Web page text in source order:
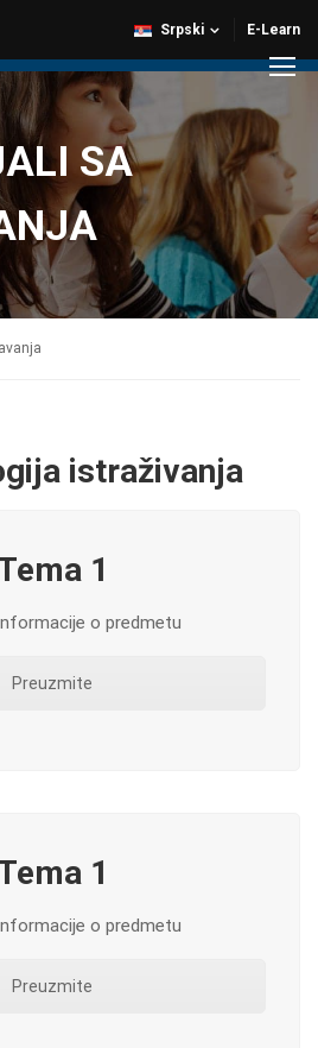
E-Learn
Srpski
SA
istraživanja
1
o predmetu
Preuzmite
1
o predmetu
Preuzmite